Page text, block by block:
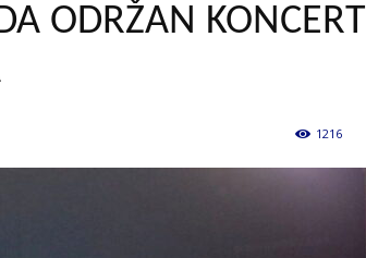
ODRŽAN KONCERT
1216